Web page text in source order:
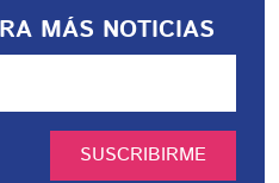
MÁS NOTICIAS
SUSCRIBIRME